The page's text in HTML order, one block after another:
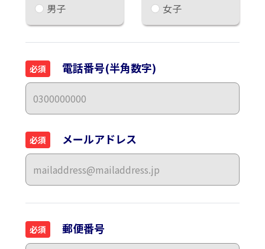
男子 女子
必須 電話番号(半角数字)
必須 メールアドレス
必須 郵便番号